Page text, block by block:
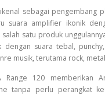
sebagai pengembang
suara amplifier ikonik
salah satu produk
dengan suara tebal,
musik, terutama rock,
Range 120 memberikan
tanpa perlu perangkat